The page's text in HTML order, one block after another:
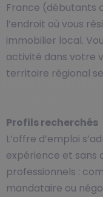
France (débutants
l’endroit où vous
immobilier local.
activité dans votre
territoire régional
Profils recherchés
L’offre d’emploi
expérience et sans
professionnels :
mandataire ou